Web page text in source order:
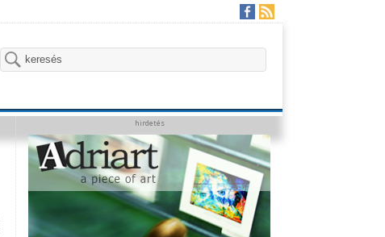
hirdetés